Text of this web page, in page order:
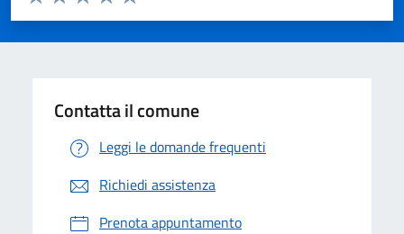
Valuta 5 stelle su 5
Valuta 4 stelle su 5
Valuta 3 stelle su 5
Valuta 2 stelle su 5
Valuta 1 stelle su 5
Contatta il comune
Leggi le domande frequenti
Richiedi assistenza
Prenota appuntamento